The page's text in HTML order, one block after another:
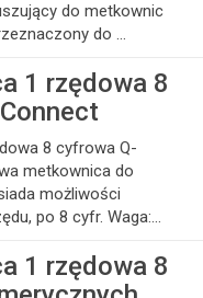
do metkownic
do ...
1 rzędowa 8
8 cyfrowa Q-
metkownica do
możliwości
po 8 cyfr. Waga:...
1 rzędowa 8